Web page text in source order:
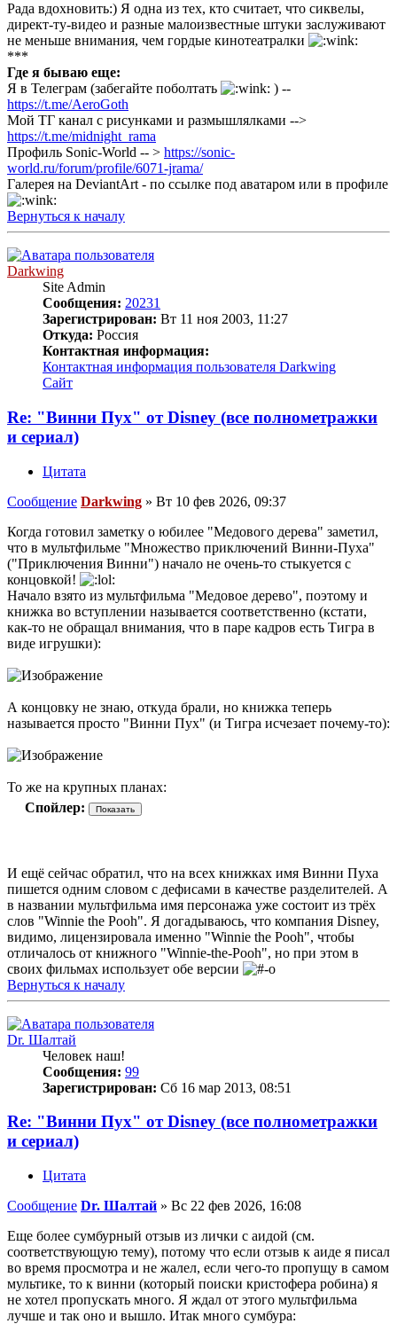
Рада вдохновить:) Я одна из тех, кто считает, что сиквелы,
директ-ту-видео и разные малоизвестные штуки заслуживают
не меньше внимания, чем гордые кинотеатралки
***
Где я бываю еще:
Я в Телеграм (забегайте поболтать
) --
https://t.me/AeroGoth
Мой ТГ канал с рисунками и размышлялками -->
https://t.me/midnight_rama
Профиль Sonic-World -- > https://sonic-
world.ru/forum/profile/6071-jrama/
Галерея на DeviantArt - по ссылке под аватаром или в профиле
Вернуться к началу
Darkwing
Site Admin
Сообщения: 20231
Зарегистрирован: Вт 11 ноя 2003, 11:27
Откуда: Россия
Контактная информация:
Контактная информация пользователя Darkwing
Сайт
Re: "Винни Пух" от Disney (все полнометражки
и сериал)
Цитата
Сообщение Darkwing » Вт 10 фев 2026, 09:37
Когда готовил заметку о юбилее "Медового дерева" заметил,
что в мультфильме "Множество приключений Винни-Пуха"
("Приключения Винни") начало не очень-то стыкуется с
концовкой!
Начало взято из мультфильма "Медовое дерево", поэтому и
книжка во вступлении называется соответственно (кстати,
как-то не обращал внимания, что в паре кадров есть Тигра в
виде игрушки):
А концовку не знаю, откуда брали, но книжка теперь
называется просто "Винни Пух" (и Тигра исчезает почему-то):
То же на крупных планах:
Спойлер:
И ещё сейчас обратил, что на всех книжках имя Винни Пуха
пишется одним словом с дефисами в качестве разделителей. А
в названии мультфильма имя персонажа уже состоит из трёх
слов "Winnie the Pooh". Я догадываюсь, что компания Disney,
видимо, лицензировала именно "Winnie the Pooh", чтобы
отличалось от книжного "Winnie-the-Pooh", но при этом в
своих фильмах использует обе версии
Вернуться к началу
Dr. Шалтай
Человек наш!
Сообщения: 99
Зарегистрирован: Сб 16 мар 2013, 08:51
Re: "Винни Пух" от Disney (все полнометражки
и сериал)
Цитата
Сообщение Dr. Шалтай » Вс 22 фев 2026, 16:08
Еще более сумбурный отзыв из лички с аидой (см.
соответствующую тему), потому что если отзыв к аиде я писал
во время просмотра и не жалел, если чего-то пропущу в самом
мультике, то к винни (который поиски кристофера робина) я
не хотел пропускать много. Я ждал от этого мультфильма
лучше и так оно и вышло. Итак много сумбура: